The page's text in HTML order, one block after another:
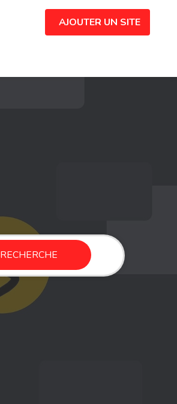
AJOUTER UN SITE
RECHERCHE